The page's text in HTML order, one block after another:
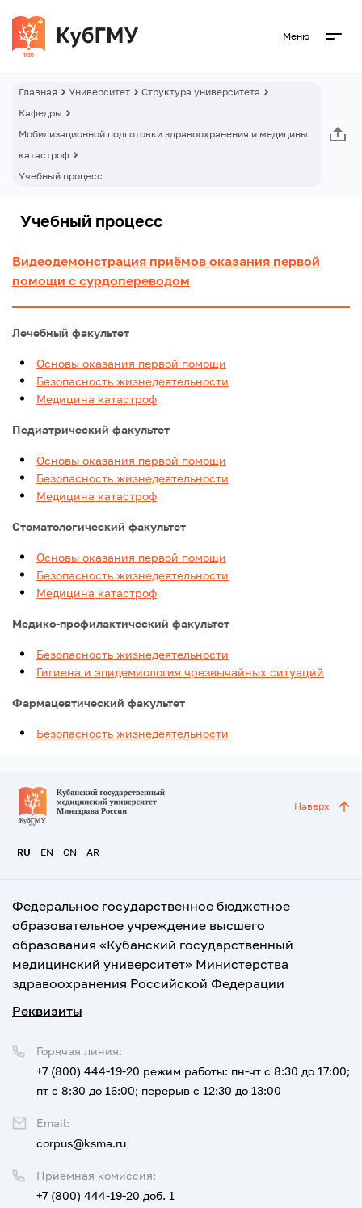
Меню
Главная Университет
Структура университета
Кафедры
Мобилизационной подготовки здравоохранения и медицины
катастроф
Учебный процесс
Учебный процесс
Видеодемонстрация приёмов оказания первой
помощи с сурдопереводом
Лечебный факультет
Основы оказания первой помощи
Безопасность жизнедеятельности
Медицина катастроф
Педиатрический факультет
Основы оказания первой помощи
Безопасность жизнедеятельности
Медицина катастроф
Стоматологический факультет
Основы оказания первой помощи
Безопасность жизнедеятельности
Медицина катастроф
Медико-профилактический факультет
Безопасность жизнедеятельности
Гигиена и эпидемиология чрезвычайных ситуаций
Фармацевтический факультет
Безопасность жизнедеятельности
RU EN CN AR
Наверх
Федеральное государственное бюджетное
образовательное учреждение высшего
образования «Кубанский государственный
медицинский университет» Министерства
здравоохранения Российской Федерации
Реквизиты
Приемная комиссия:
+7 (800) 444-19-20 доб. 1
Горячая линия:
+7 (800) 444-19-20 режим работы: пн-чт с 8:30 до 17:00;
пт с 8:30 до 16:00; перерыв с 12:30 до 13:00
Email:
corpus@ksma.ru